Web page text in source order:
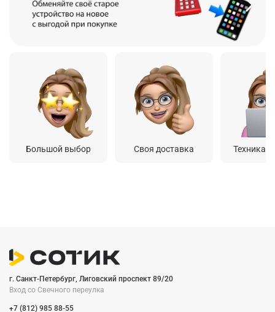
Большой выбор Своя доставка Техника
г. Санкт-Петербург, Лиговский проспект 89/20
Вход со Cвечного переулка
+7 (812) 985 88-55